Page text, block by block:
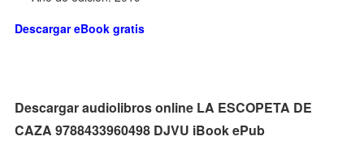
Descargar eBook gratis
Descargar audiolibros online LA ESCOPETA DE
CAZA 9788433960498 DJVU iBook ePub